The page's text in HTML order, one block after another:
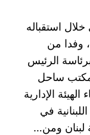
استقباله
وفدا من
برئاسة الرئيس
مكتب ساحل
الإدارية
في
لبنان ومن…